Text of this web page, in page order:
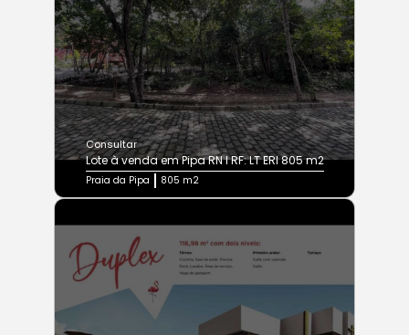
Consultar
Lote à venda em Pipa RN I RF: LT ERI 805 m2
Praia da Pipa 805 m2